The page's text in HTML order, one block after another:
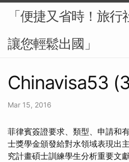
「便捷又省時！旅
讓您輕鬆出國」
Chinavisa53
Mar 15, 2016
菲律賓簽證要求、類型、申請和
士獎學金頒發給對水領域表現出
究計畫碩士訓練學生分析重要文